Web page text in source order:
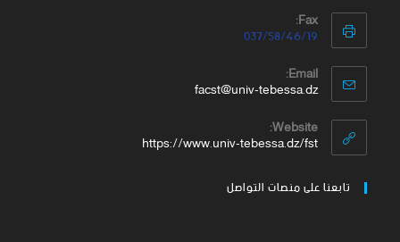
Fax:
037/58/46/19
Email:
facst@univ-tebessa.dz
Website:
https://www.univ-tebessa.dz/fst
تابعنا على منصات التواصل